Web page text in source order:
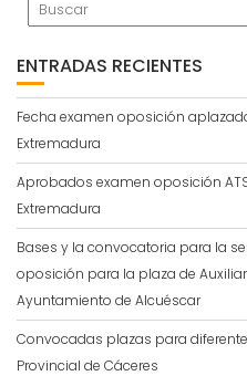
ENTRADAS RECIENTES
Fecha examen oposición
Extremadura
Aprobados examen oposición
Extremadura
Bases y la convocatoria para la
oposición para la plaza de
Ayuntamiento de Alcuéscar
Convocadas plazas para
Provincial de Cáceres